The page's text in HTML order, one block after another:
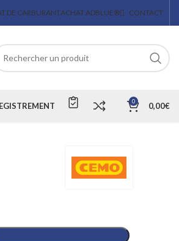
DE CARBURANTACHAT ADBLUE® CONTACT
0 0,00€